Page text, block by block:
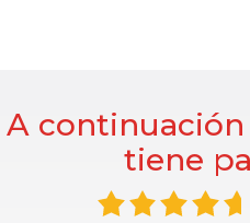
A
tiene